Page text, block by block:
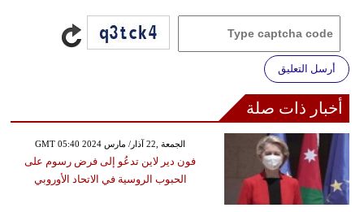
أرسل التعليق
أخبار ذات صلة
GMT 05:40 2024 الجمعة ,22 آذار/ مارس
فون دير لاين تدعُو إلى فرض رسوم على
الحبوب الروسية في الاتحاد الأوروبي